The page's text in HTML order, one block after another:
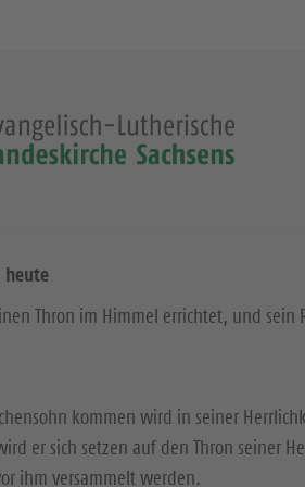
heute
Thron im Himmel errichtet, und sein
kommen wird in seiner
er sich setzen auf den Thron seiner
ihm versammelt werden.